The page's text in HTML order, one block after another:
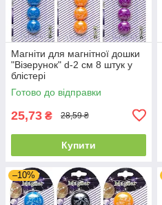
Магніти для магнітної дошки
"Візерунок" d-2 см 8 штук у
блістері
Готово до відправки
25,73 ₴ 28,59 ₴
Купити
–10%